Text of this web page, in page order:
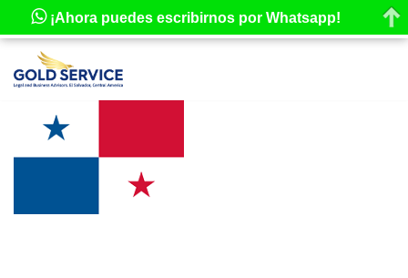
Saltar
contenido
¡Ahora puedes escribirnos por Whatsapp!